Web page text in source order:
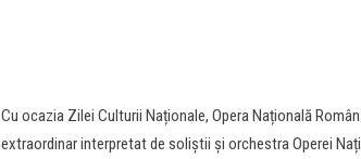
Cu ocazia Zilei Culturii Naționale, Opera Națională
extraordinar interpretat de soliștii și orchestra Operei